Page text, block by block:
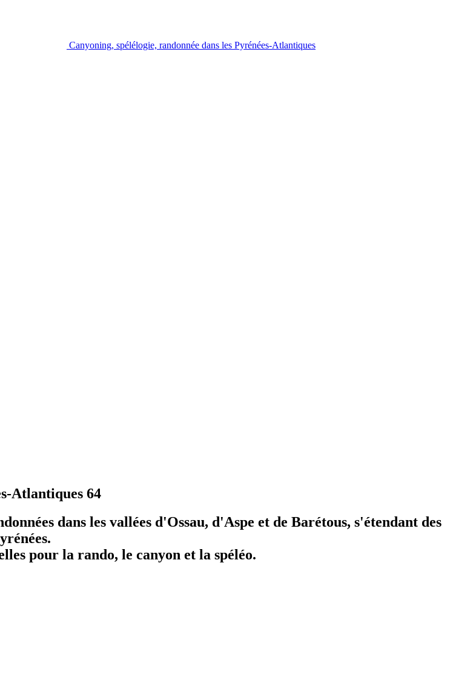
Canyoning, spélélogie, randonnée dans les Pyrénées-Atlantiques
Atlantiques 64
dans les vallées d'Ossau, d'Aspe et de Barétous, s'étendant des
pour la rando, le canyon et la spéléo.